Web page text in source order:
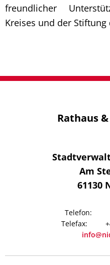
freundlicher
Kreises und der Stiftung
Rathaus
Am
61130